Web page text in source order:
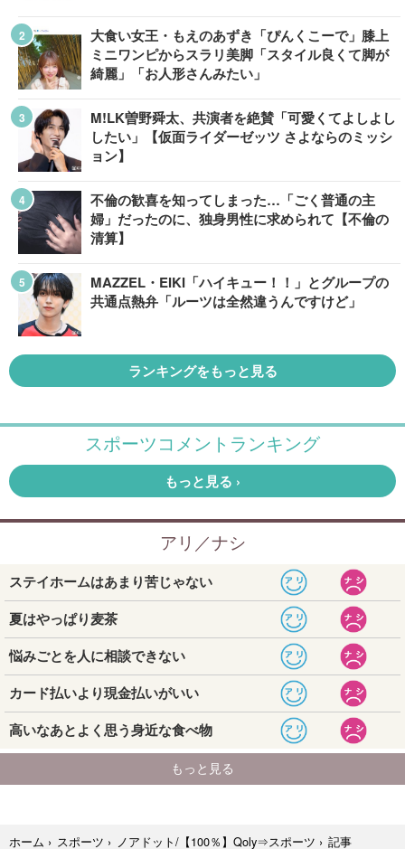
大食い女王・もえのあずき「ぴんくこーで」膝上
ミニワンピからスラリ美脚「スタイル良くて脚が
綺麗」「お人形さんみたい」
M!LK曽野舜太、共演者を絶賛「可愛くてよしよし
したい」【仮面ライダーゼッツ さよならのミッシ
ョン】
不倫の歓喜を知ってしまった…「ごく普通の主
婦」だったのに、独身男性に求められて【不倫の
清算】
MAZZEL・EIKI「ハイキュー！！」とグループの
共通点熱弁「ルーツは全然違うんですけど」
ランキングをもっと見る
ホーム › スポーツ › ノアドット/【100％】Qoly⇒スポーツ › 記事